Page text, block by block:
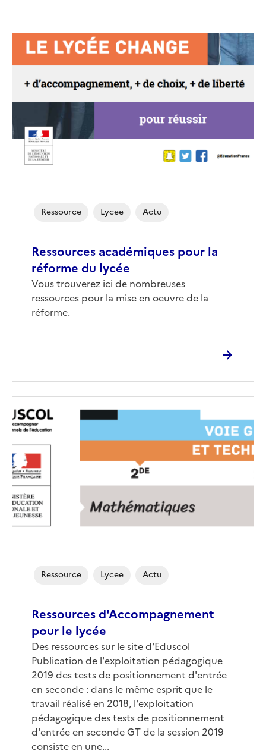
Ressources académiques pour la
réforme du lycée
Vous trouverez ici de nombreuses
ressources pour la mise en oeuvre de la
réforme.
Ressource Lycee Actu
Ressources d'Accompagnement
pour le lycée
Des ressources sur le site d'Eduscol
Publication de l'exploitation pédagogique
2019 des tests de positionnement d'entrée
en seconde : dans le même esprit que le
travail réalisé en 2018, l'exploitation
pédagogique des tests de positionnement
d'entrée en seconde GT de la session 2019
consiste en une...
Ressource Lycee Actu